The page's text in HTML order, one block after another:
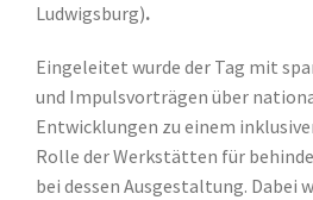
Ludwigsburg).
Eingeleitet wurde der Tag mit
und Impulsvorträgen über
Entwicklungen zu einem
Rolle der Werkstätten für
bei dessen Ausgestaltung. Dabei